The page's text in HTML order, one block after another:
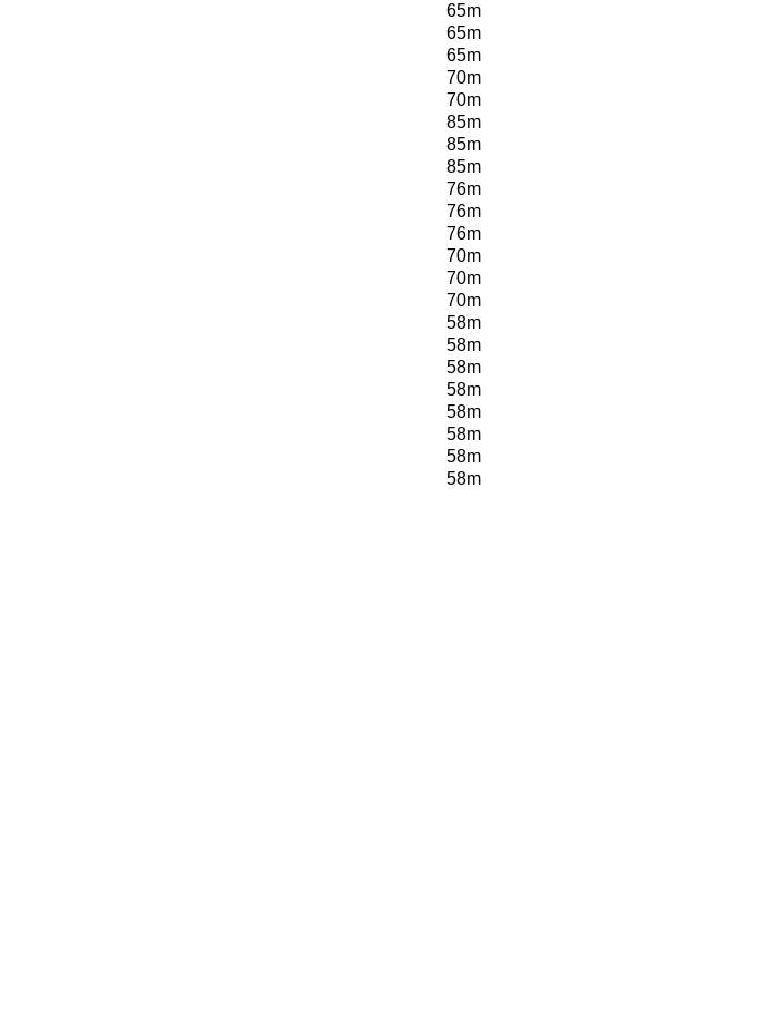
65m
65m
65m
70m
70m
85m
85m
85m
76m
76m
76m
70m
70m
70m
58m
58m
58m
58m
58m
58m
58m
58m